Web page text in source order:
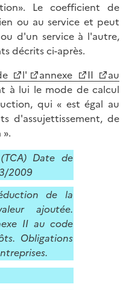
Le coefficient de
ou au service et peut
d'un service à l'autre,
décrits ci-après.
l' annexe II
au
à lui le mode de calcul
qui « est égal au
d'assujettissement, de
Date de
2009
de la
ajoutée.
II au code
Obligations